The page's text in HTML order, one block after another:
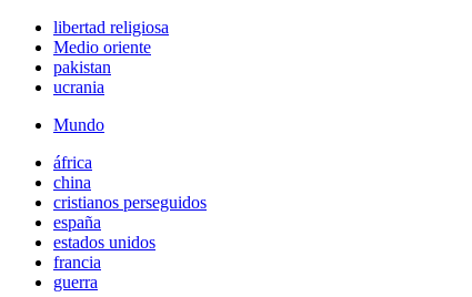
libertad religiosa
Medio oriente
pakistan
ucrania
Mundo
áfrica
china
cristianos perseguidos
españa
estados unidos
francia
guerra